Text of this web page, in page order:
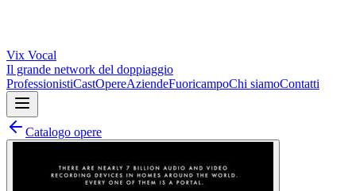
Vix Vocal
Il grande network del doppiaggio
ProfessionistiCastOpereAziendeFuoricampoChi siamoContatti
Catalogo opere